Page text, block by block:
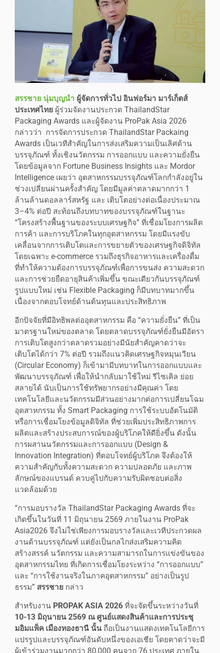
สรรชาย นุ่มบุญนำ ผู้จัดการทั่วไป อินฟอร์มา มาร์เก็ตส์
ประเทศไทย ผู้ร่วมจัดงานประกวด ThailandStar
Packaging Awards และผู้จัดงาน ProPak Asia 2026
กล่าวว่า การจัดการประกวด ThailandStar Packaing
Awards เป็นเวทีสำคัญในการส่งเสริมความเป็นเลิศด้าน
บรรจุภัณฑ์ ทั้งเชิงนวัตกรรม การออกแบบ และความยั่งยืน
โดยข้อมูลจาก Fortune Business Insights และ Mordor
Intelligence เผยว่า อุตสาหกรรมบรรจุภัณฑ์โลกกำลังอยู่ใน
ช่วงเปลี่ยนผ่านครั้งสำคัญ โดยมีมูลค่าตลาดมากกว่า 1
ล้านล้านดอลลาร์สหรัฐ และ เติบโตอย่างต่อเนื่องประมาณ
3–4% ต่อปี สะท้อนถึงบทบาทของบรรจุภัณฑ์ในฐานะ
“โครงสร้างพื้นฐานของระบบเศรษฐกิจ” ที่เชื่อมโยงการผลิต
การค้า และการบริโภคในทุกอุตสาหกรรม โดยมีแรงขับ
เคลื่อนจากการเติบโตและการขยายตัวของเศรษฐกิจดิจิทัล
โดยเฉพาะ e-commerce รวมถึงธุรกิจอาหารและเครื่องดื่ม
ที่ทำให้ความต้องการบรรจุภัณฑ์เพื่อการขนส่ง ความสะดวก
และการช่วยยืดอายุสินค้าเพิ่มขึ้น ขณะเดียวกันบรรจุภัณฑ์
รูปแบบใหม่ เช่น Flexible Packaging ก็มีบทบาทมากขึ้น
เนื่องจากตอบโจทย์ด้านต้นทุนและประสิทธิภาพ
อีกปัจจัยที่มีอิทธิพลต่ออุตสาหกรรม คือ “ความยั่งยืน” ที่เป็น
มาตรฐานใหม่ของตลาด โดยตลาดบรรจุภัณฑ์ยั่งยืนมีอัตรา
การเติบโตสูงกว่าตลาดรวมอย่างมีนัยสำคัญคาดว่าจะ
เติบโตได้กว่า 7% ต่อปี รวมถึงแนวคิดเศรษฐกิจหมุนเวียน
(Circular Economy) ก็เข้ามามีบทบาทในการออกแบบและ
พัฒนาบรรจุภัณฑ์ เพื่อให้นำกลับมาใช้ใหม่ รีไซเคิล ย่อย
สลายได้ นับเป็นการใช้ทรัพยากรอย่างมีคุณค่า โดย
เทคโนโลยีและนวัตกรรมมีส่วนอย่างมากต่อการเปลี่ยนโฉม
อุตสาหกรรม ทั้ง Smart Packaging การใช้ระบบอัตโนมัติ
หรือการเชื่อมโยงข้อมูลดิจิทัล ที่ช่วยเพิ่มประสิทธิภาพการ
ผลิตและสร้างประสบการณ์ของผู้บริโภคให้ดียิ่งขึ้น ดังนั้น
การผสานนวัตกรรมและการออกแบบ (Design &
Innovation Integration) ที่ตอบโจทย์ผู้บริโภค จึงต้องให้
ความสำคัญกับทั้งความสะดวก ความปลอดภัย และภาพ
ลักษณ์ของแบรนด์ ควบคู่ไปกับความรับผิดชอบต่อสิ่ง
แวดล้อมด้วย
“การมอบรางวัล ThailandStar Packaging Awards ที่จะ
เกิดขึ้นในวันที่ 11 มิถุนายน 2569 ภายในงาน ProPak
Asia2026 จึงไม่ใช่เพียงการมอบรางวัลและเวทีประกวดผล
งานด้านบรรจุภัณฑ์ แต่ยังเป็นกลไกส่งเสริมความคิด
สร้างสรรค์ นวัตกรรม และความสามารถในการแข่งขันของ
อุตสาหกรรมไทย ที่เกิดการเชื่อมโยงระหว่าง “การออกแบบ”
และ “การใช้งานจริงในภาคอุตสาหกรรม” อย่างเป็นรูป
ธรรม” สรรชาย กล่าว
สำหรับงาน PROPAK ASIA 2026 ที่จะจัดขึ้นระหว่างวันที่
10-13 มิถุนายน 2569 ณ ศูนย์แสดงสินค้าและการประชุ
มอิมแพ็ค เมืองทองธานี นั้น ถือเป็นงานแสดงเทคโนโลยีการ
แปรรูปและบรรจุภัณฑ์อันดับหนึ่งของเอเชีย โดยคาดว่าจะมี
ผู้เข้าร่วมงานมากกว่า 80,000 คนจาก 76 ประเทศ ภายใน